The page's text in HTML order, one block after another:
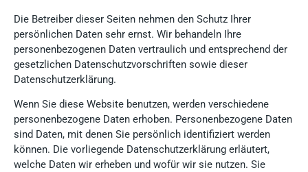
Die Betreiber dieser Seiten nehmen den Schutz Ihrer
persönlichen Daten sehr ernst. Wir behandeln Ihre
personenbezogenen Daten vertraulich und entsprechend der
gesetzlichen Datenschutzvorschriften sowie dieser
Datenschutzerklärung.
Wenn Sie diese Website benutzen, werden verschiedene
personenbezogene Daten erhoben. Personenbezogene Daten
sind Daten, mit denen Sie persönlich identifiziert werden
können. Die vorliegende Datenschutzerklärung erläutert,
welche Daten wir erheben und wofür wir sie nutzen. Sie